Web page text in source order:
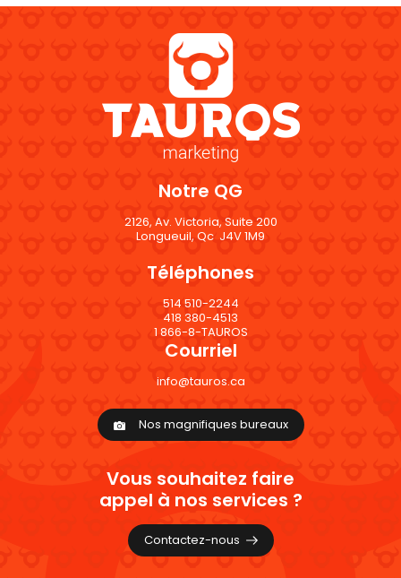
Notre QG
2126, Av. Victoria, Suite 200
Longueuil, Qc J4V 1M9
Téléphones
514 510-2244
418 380-4513
1 866-8-TAUROS
Courriel
info@tauros.ca
Nos magnifiques bureaux
Vous souhaitez faire
appel à nos services ?
Contactez-nous